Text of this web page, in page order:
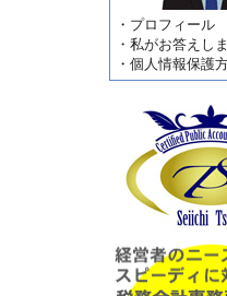
・ プロフィール
・ 私がお答えし
・ 個人情報保護